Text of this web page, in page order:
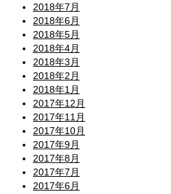
2018年7月
2018年6月
2018年5月
2018年4月
2018年3月
2018年2月
2018年1月
2017年12月
2017年11月
2017年10月
2017年9月
2017年8月
2017年7月
2017年6月